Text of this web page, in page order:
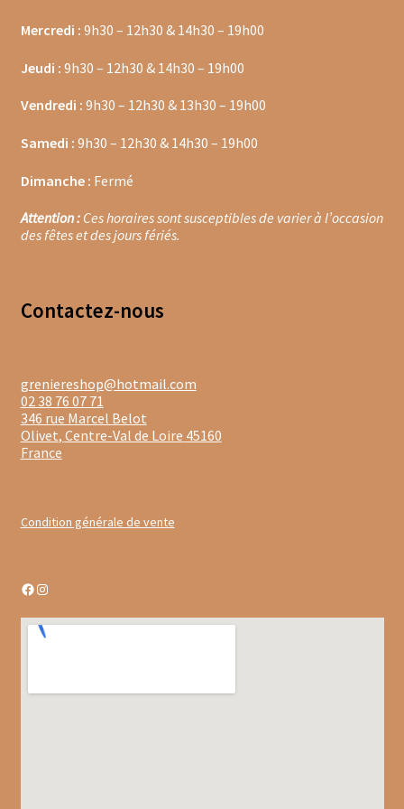
Mélanges pour cocktail
Rhums arrangés
Boutique du Grenier de Marie et Anaïs
Calendriers de l’Avent
Chutneys, confits et crèmes
Coffrets épicés
Mercredi : 9h30 – 12h30 & 14h30 – 19h00
Jeudi : 9h30 – 12h30 & 14h30 – 19h00
Vendredi : 9h30 – 12h30 & 13h30 – 19h00
Samedi : 9h30 – 12h30 & 14h30 – 19h00
Dimanche : Fermé
Attention :Ces horaires sont susceptibles de varier à l’occasion
des fêtes et des jours fériés.
Contactez-nous
greniereshop@hotmail.com
02 38 76 07 71
346 rue Marcel Belot
Olivet, Centre-Val de Loire 45160
France
Condition générale de vente
Facebook
Instagram